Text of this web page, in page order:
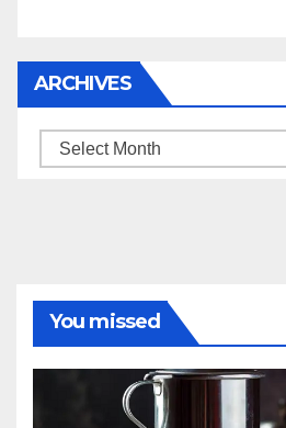
ARCHIVES
Archives
You missed